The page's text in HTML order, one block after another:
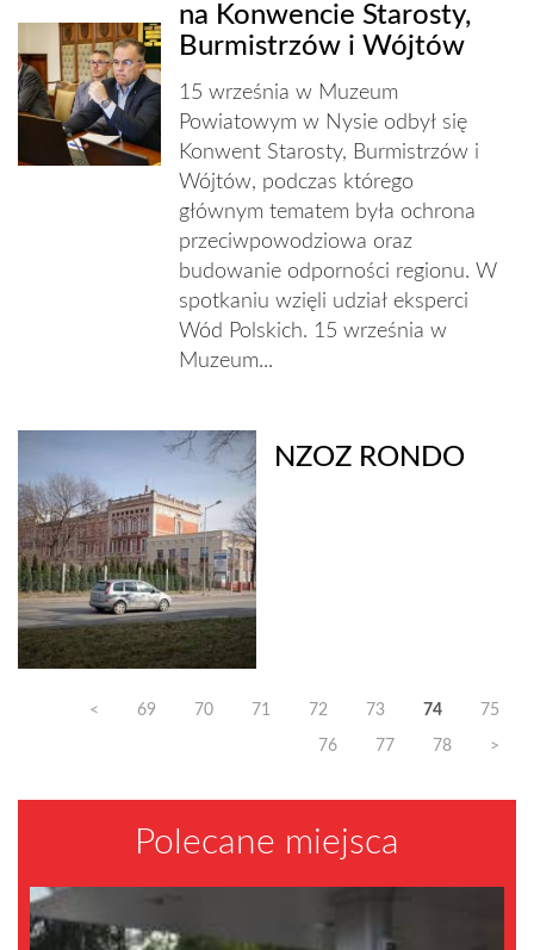
na Konwencie Starosty,
Burmistrzów i Wójtów
15 września w Muzeum
Powiatowym w Nysie odbył się
Konwent Starosty, Burmistrzów i
Wójtów, podczas którego
głównym tematem była ochrona
przeciwpowodziowa oraz
budowanie odporności regionu. W
spotkaniu wzięli udział eksperci
Wód Polskich. 15 września w
Muzeum...
NZOZ RONDO
< 69 70 71 72 73 74 75
76 77 78 >
Polecane miejsca